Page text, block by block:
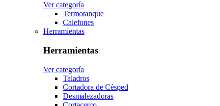
Ver categoría
Termotanque
Calefones
Herramientas
Herramientas
Ver categoría
Taladros
Cortadora de Césped
Desmalezadoras